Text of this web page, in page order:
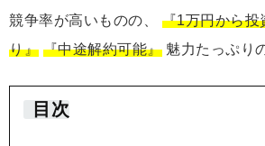
競争率が高いものの、 『1万円から投
り』 『中途解約可能』魅力たっぷり
目次